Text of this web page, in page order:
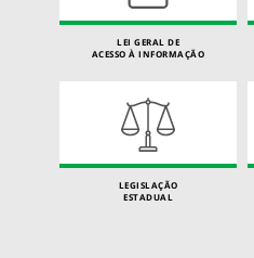
LEI GERAL DE
ACESSO À INFORMAÇÃO
LEGISLAÇÃO
ESTADUAL